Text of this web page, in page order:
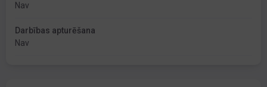
Nav
Darbības apturēšana
Nav